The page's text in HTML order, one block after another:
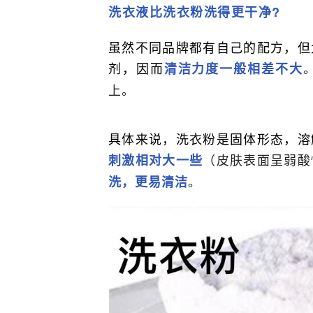
洗衣液比洗衣粉洗得更干净?
虽然不同品牌都有自己的配方，
剂，因而清洁力度一般相差不大
上。
具体来说，洗衣粉是固体形态，
刺激相对大一些 （皮肤表面呈弱
洗，更易清洁。